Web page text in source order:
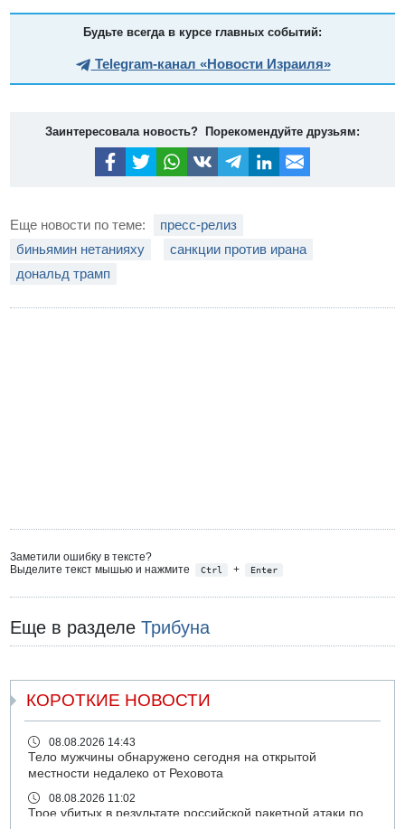
Будьте всегда в курсе главных событий:
Telegram-канал «Новости Израиля»
Заинтересовала новость? Порекомендуйте друзьям:
Еще новости по теме:
пресс-релиз
биньямин нетанияху
санкции против ирана
дональд трамп
Заметили ошибку в тексте?
Выделите текст мышью и нажмите
Ctrl + Enter
Еще в разделеТрибуна
КОРОТКИЕ НОВОСТИ
08.08.2026 14:43
Тело мужчины обнаружено сегодня на открытой
местности недалеко от Реховота
08.08.2026 11:02
Трое убитых в результате российской ракетной атаки по